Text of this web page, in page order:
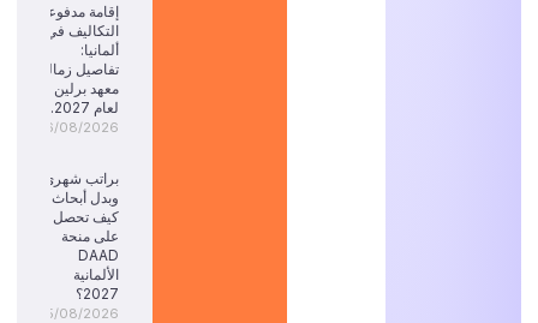
إقامة مدفوعة
التكاليف في
ألمانيا:
تفاصيل زمالة
معهد برلين
لعام 2027.
06/08/2026
براتب شهري
وبدل أبحاث:
كيف تحصل
على منحة
DAAD
الألمانية
2027؟
05/08/2026